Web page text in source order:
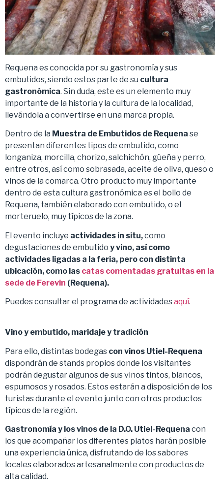
Requena es conocida por su gastronomía y sus
embutidos, siendo estos parte de su cultura
gastronómica. Sin duda, este es un elemento muy
importante de la historia y la cultura de la localidad,
llevándola a convertirse en una marca propia.
Dentro de la Muestra de Embutidos de Requena se
presentan diferentes tipos de embutido, como
longaniza, morcilla, chorizo, salchichón, güeña y perro,
entre otros, así como sobrasada, aceite de oliva, queso o
vinos de la comarca. Otro producto muy importante
dentro de esta cultura gastronómica es el bollo de
Requena, también elaborado con embutido, o el
morteruelo, muy típicos de la zona.
El evento incluye actividades in situ,como
degustaciones de embutido y vino, así como
actividades ligadas a la feria, pero con distinta
ubicación, como las catas comentadas gratuitas en la
sede de Ferevin (Requena).
Puedes consultar el programa de actividadesaquí.
Vino y embutido, maridaje y tradición
Para ello, distintas bodegas con vinos Utiel-Requena
dispondrán de stands propios donde los visitantes
podrán degustar algunos de sus vinos tintos, blancos,
espumosos y rosados. Estos estarán a disposición de los
turistas durante el evento junto con otros productos
típicos de la región.
Gastronomía y los vinos de la D.O. Utiel-Requena con
los que acompañar los diferentes platos harán posible
una experiencia única, disfrutando de los sabores
locales elaborados artesanalmente con productos de
alta calidad.